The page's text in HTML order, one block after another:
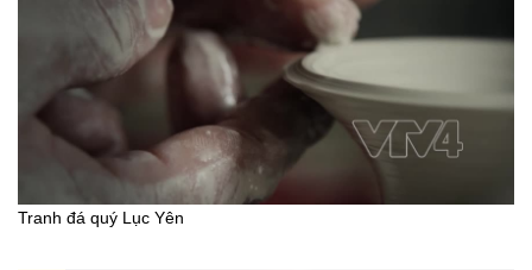
Tranh đá quý Lục Yên